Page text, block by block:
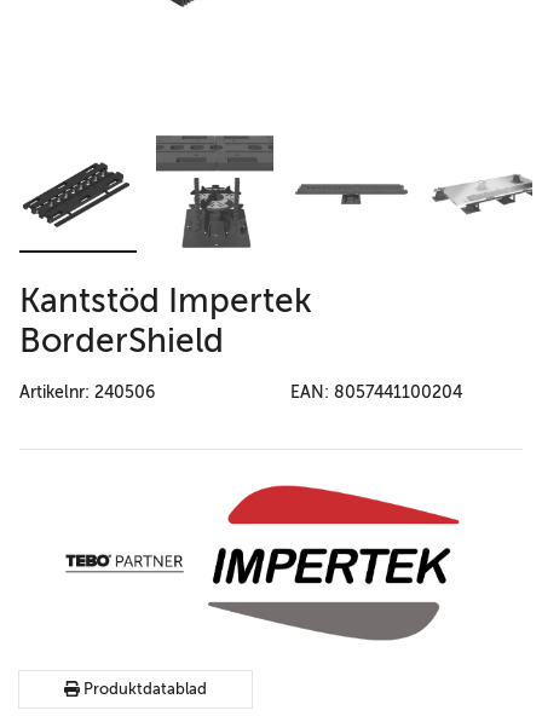
Kantstöd Impertek
BorderShield
Artikelnr: 240506 EAN: 8057441100204
Produktdatablad